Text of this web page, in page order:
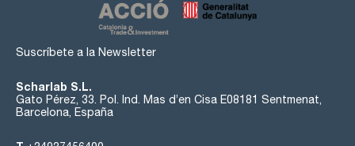
Suscríbete a la Newsletter
Scharlab S.L.
Gato Pérez, 33. Pol. Ind. Mas d’en Cisa E08181 Sentmenat,
Barcelona, España